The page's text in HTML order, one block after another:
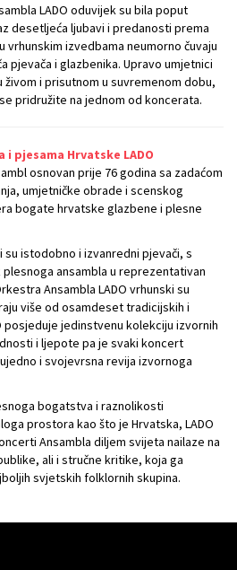
LADO oduvijek su bila poput
desetljeća ljubavi i predanosti prema
izvedbama neumorno čuvaju
pjevača i glazbenika. Upravo umjetnici
živom i prisutnom u suvremenom dobu,
pridružite na jednom od koncerata.
pjesama Hrvatske LADO
osnovan prije 76 godina sa zadaćom
umjetničke obrade i scenskog
bogate hrvatske glazbene i plesne
su istodobno i izvanredni pjevači, s
ansambla u reprezentativan
Ansambla LADO vrhunski su
više od osamdeset tradicijskih i
posjeduje jedinstvenu kolekciju izvornih
i ljepote pa je svaki koncert
i svojevrsna revija izvornoga
bogatstva i raznolikosti
prostora kao što je Hrvatska, LADO
Ansambla diljem svijeta nailaze na
ali i stručne kritike, koja ga
svjetskih folklornih skupina.